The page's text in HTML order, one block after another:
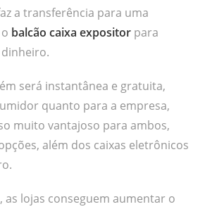
a transferência para uma
balcão caixa expositor para
será instantânea e gratuita,
quanto para a empresa,
muito vantajoso para ambos,
além dos caixas eletrônicos
as lojas conseguem aumentar o